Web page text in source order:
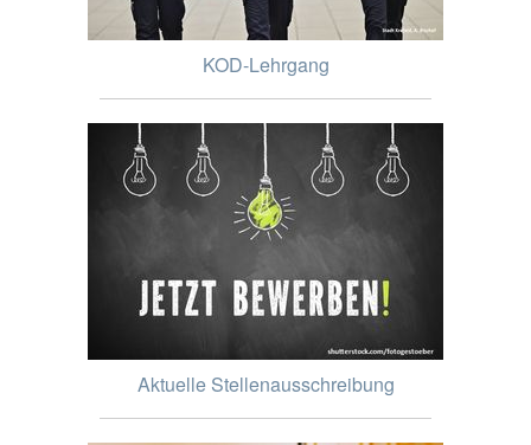
KOD-Lehrgang
Aktuelle Stellenausschreibung